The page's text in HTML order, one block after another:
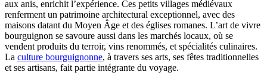
aux anis, enrichit l’expérience. Ces petits villages médiévaux
renferment un patrimoine architectural exceptionnel, avec des
maisons datant du Moyen Âge et des églises romanes. L’art de vivre
bourguignon se savoure aussi dans les marchés locaux, où se
vendent produits du terroir, vins renommés, et spécialités culinaires.
La culture bourguignonne, à travers ses arts, ses fêtes traditionnelles
et ses artisans, fait partie intégrante du voyage.